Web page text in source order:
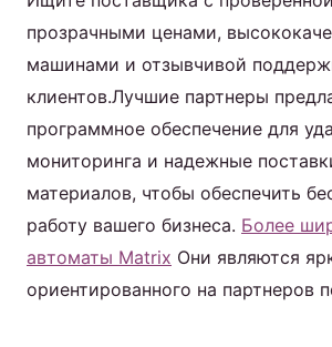
прозрачными ценами,
машинами и отзывчивой
клиентов.Лучшие партнеры
программное обеспечение для
мониторинга и надежные
материалов, чтобы обеспечить
работу вашего бизнеса. Более
автоматы Matrix Они являются
ориентированного на партнеров